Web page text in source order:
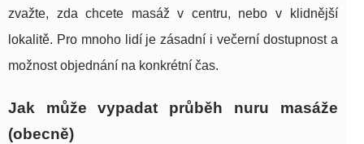
zvažte, zda chcete masáž v centru, nebo v klidnější
lokalitě. Pro mnoho lidí je zásadní i večerní dostupnost a
možnost objednání na konkrétní čas.
Jak může vypadat průběh nuru masáže
(obecně)